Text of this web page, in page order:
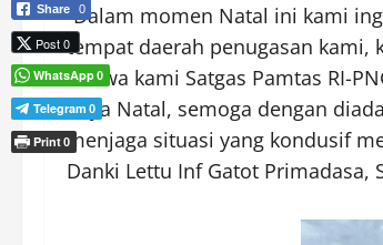
“Dalam momen Natal ini kami
tempat daerah penugasan kami,
bahwa kami Satgas Pamtas RI-
Raya Natal, semoga dengan
menjaga situasi yang kondusif
Danki Lettu Inf Gatot Primadasa,
Share 0
Post 0
WhatsApp0
Telegram 0
Print0